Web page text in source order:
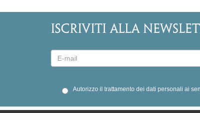
ISCRIVITI ALLA
Autorizzo il trattamento dei dati personali ai